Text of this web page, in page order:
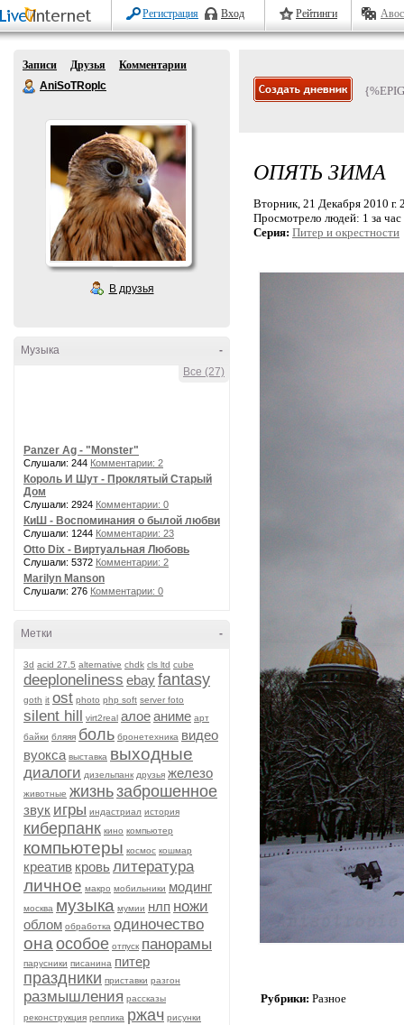
Регистрация Вход Рейтинги
Записи Друзья
Комментарии
AniSoTRopIc
В друзья
-
Музыка
Все (27)
Panzer Ag - "Monster"
Слушали: 244 Комментарии: 2
Король И Шут - Проклятый Старый
Дом
Слушали: 2924 Комментарии: 0
КиШ - Воспоминания о былой любви
Слушали: 1244 Комментарии: 23
Otto Dix - Виртуальная Любовь
Слушали: 5372 Комментарии: 2
Marilyn Manson
Слушали: 276 Комментарии: 0
-
Метки
3d acid 27.5 alternative chdk cls ltd cube
deeploneliness ebayfantasy
goth it ost photo php soft server foto
silent hill virt2real алоеаниме арт
байки бляяя боль бронетехника видео
вуокса выставка выходные
диалоги дизельпанк друзья железо
животные жизньзаброшенное
звук игры индастриал история
киберпанк кино компьютер
компьютеры космос кошмар
креатив кровьлитература
личное макро мобильники модинг
москва музыка мумии нлп ножи
облом обработка одиночество
она особое отпуск панорамы
парусники писанина питер
праздники приставки разгон
размышления рассказы
реконструкция реплика ржач рисунки
ОПЯТЬ ЗИМА
Вторник, 21 Декабря 2010 г.
Просмотрело людей: 1 за
Серия: Питер и окрестности
Рубрики: Разное